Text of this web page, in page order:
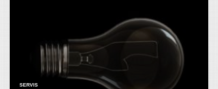
SERVIS